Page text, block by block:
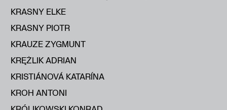
KRASNY ELKE
KRASNY PIOTR
KRAUZE ZYGMUNT
KRĘŻLIK ADRIAN
KRISTIÁNOVÁ KATARÍNA
KROH ANTONI